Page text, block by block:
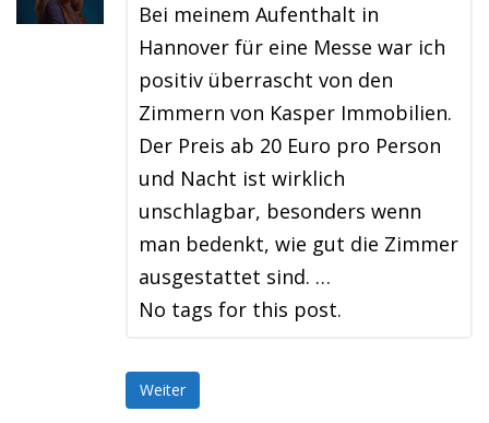
Bei meinem Aufenthalt in
Hannover für eine Messe war ich
positiv überrascht von den
Zimmern von Kasper Immobilien.
Der Preis ab 20 Euro pro Person
und Nacht ist wirklich
unschlagbar, besonders wenn
man bedenkt, wie gut die Zimmer
ausgestattet sind. …
No tags for this post.
Weiter